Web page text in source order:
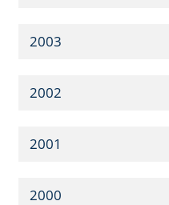
2003
2002
2001
2000